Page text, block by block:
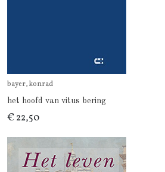
bayer, konrad
het hoofd van vitus bering
€ 22,50